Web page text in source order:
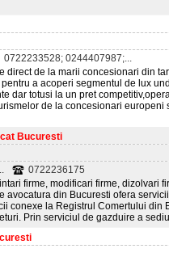
0722233528; 0244407987;...
direct de la marii concesionari din
a acoperi segmentul de lux
dar totusi la un pret
de la concesionari europeni
Bucuresti
0722236175
firme, modificari firme, dizolvari
avocatura din Bucuresti ofera
conexe la Registrul Comertului din
Prin serviciul de gazduire a